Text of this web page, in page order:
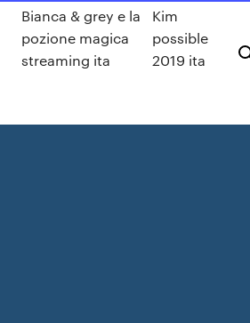
Bianca & grey e la
pozione magica
streaming ita
Kim
possible
2019 ita